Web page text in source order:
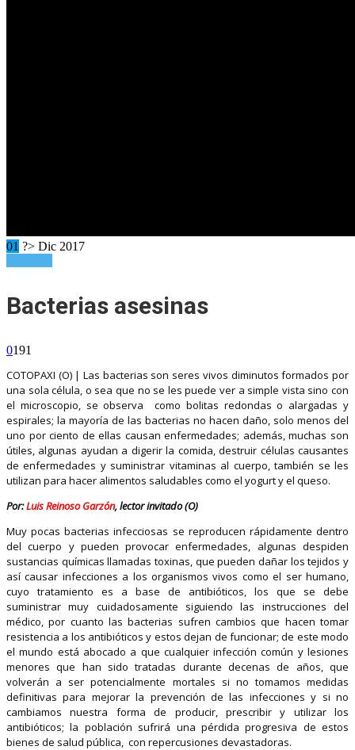
01 ?> Dic 2017
Bacterias asesinas
0191
COTOPAXI (O) | Las bacterias son seres vivos diminutos formados por
una sola célula, o sea que no se les puede ver a simple vista sino con
el microscopio, se observa como bolitas redondas o alargadas y
espirales; la mayoría de las bacterias no hacen daño, solo menos del
uno por ciento de ellas causan enfermedades; además, muchas son
útiles, algunas ayudan a digerir la comida, destruir células causantes
de enfermedades y suministrar vitaminas al cuerpo, también se les
utilizan para hacer alimentos saludables como el yogurt y el queso.
Por:Luis Reinoso Garzón, lector invitado (O)
Muy pocas bacterias infecciosas se reproducen rápidamente dentro
del cuerpo y pueden provocar enfermedades, algunas despiden
sustancias químicas llamadas toxinas, que pueden dañar los tejidos y
así causar infecciones a los organismos vivos como el ser humano,
cuyo tratamiento es a base de antibióticos, los que se debe
suministrar muy cuidadosamente siguiendo las instrucciones del
médico, por cuanto las bacterias sufren cambios que hacen tomar
resistencia a los antibióticos y estos dejan de funcionar; de este modo
el mundo está abocado a que cualquier infección común y lesiones
menores que han sido tratadas durante decenas de años, que
volverán a ser potencialmente mortales si no tomamos medidas
definitivas para mejorar la prevención de las infecciones y si no
cambiamos nuestra forma de producir, prescribir y utilizar los
antibióticos; la población sufrirá una pérdida progresiva de estos
bienes de salud pública, con repercusiones devastadoras.